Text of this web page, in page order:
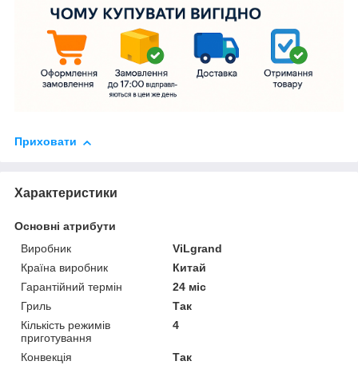
Приховати
Характеристики
Основні атрибути
Виробник
ViLgrand
Країна виробник
Китай
Гарантійний термін
24 міс
Гриль
Так
Кількість режимів
приготування
4
Конвекція
Так